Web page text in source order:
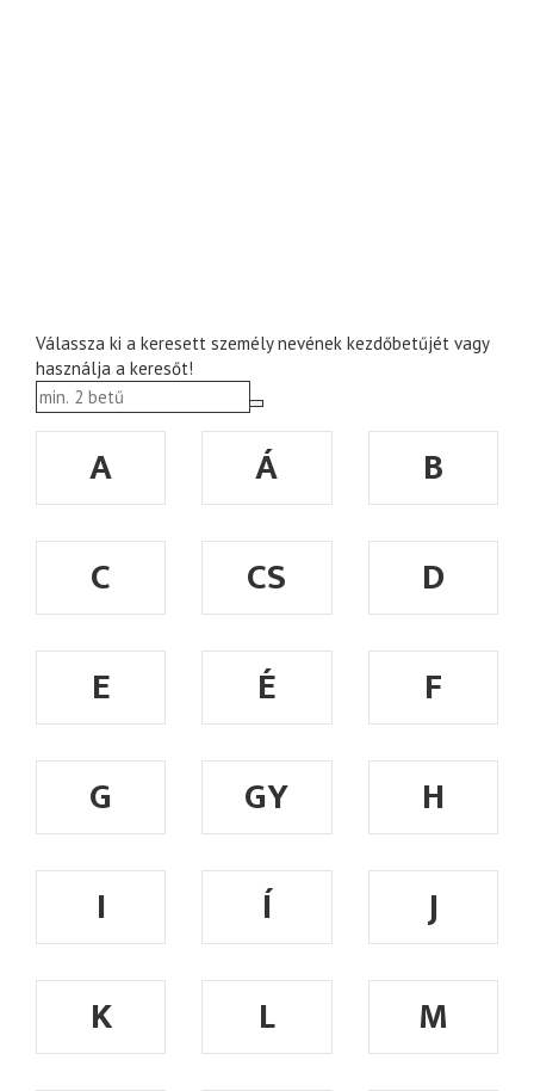
Válassza ki a keresett személy nevének kezdőbetűjét vagy
használja a keresőt!
A Á
B
C
CS
D
E
É
F
G
GY
H
I
Í
J
K
L M